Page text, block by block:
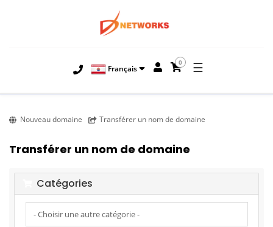
Français
0 ☰
Nouveau domaine Transférer un nom de domaine
Transférer un nom de domaine
Catégories